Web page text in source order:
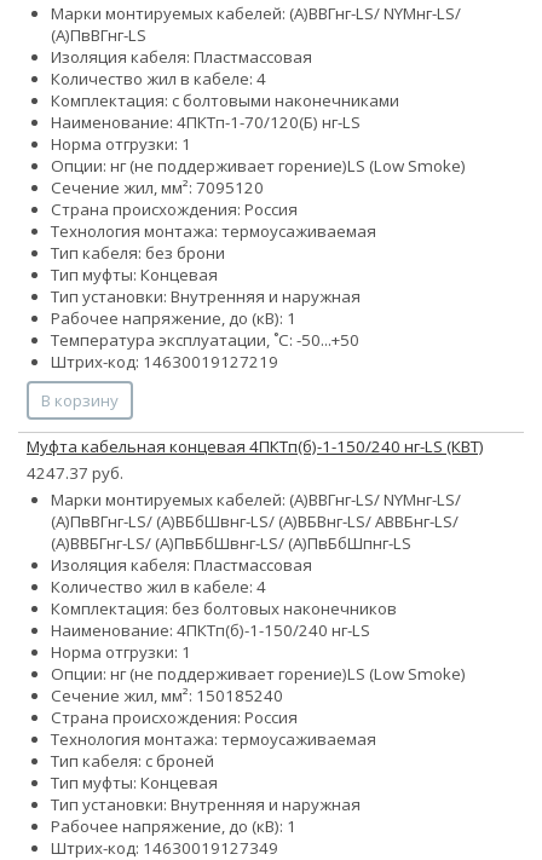
Марки монтируемых кабелей: (А)ВВГнг-LS/ NYMнг-LS/
(А)ПвВГнг-LS
Изоляция кабеля: Пластмассовая
Количество жил в кабеле: 4
Комплектация: с болтовыми наконечниками
Наименование: 4ПКТп-1-70/120(Б) нг-LS
Норма отгрузки: 1
Опции: нг (не поддерживает горение)LS (Low Smoke)
Сечение жил, мм²: 7095120
Страна происхождения: Россия
Технология монтажа: термоусаживаемая
Тип кабеля: без брони
Тип муфты: Концевая
Тип установки: Внутренняя и наружная
Рабочее напряжение, до (кВ): 1
Температура эксплуатации, ˚С: -50...+50
Штрих-код: 14630019127219
В корзину
Муфта кабельная концевая 4ПКТп(б)-1-150/240 нг-LS (КВТ)
4247.37 руб.
Марки монтируемых кабелей: (А)ВВГнг-LS/ NYMнг-LS/
(А)ПвВГнг-LS/ (А)ВБбШвнг-LS/ (А)ВБВнг-LS/ АВВБнг-LS/
(А)ВВБГнг-LS/ (А)ПвБбШвнг-LS/ (А)ПвБбШпнг-LS
Изоляция кабеля: Пластмассовая
Количество жил в кабеле: 4
Комплектация: без болтовых наконечников
Наименование: 4ПКТп(б)-1-150/240 нг-LS
Норма отгрузки: 1
Опции: нг (не поддерживает горение)LS (Low Smoke)
Сечение жил, мм²: 150185240
Страна происхождения: Россия
Технология монтажа: термоусаживаемая
Тип кабеля: с броней
Тип муфты: Концевая
Тип установки: Внутренняя и наружная
Рабочее напряжение, до (кВ): 1
Штрих-код: 14630019127349